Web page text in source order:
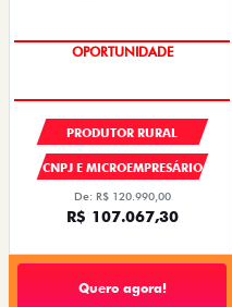
OPORTUNIDADE
PRODUTOR RURAL
CNPJ E MICROEMPRESÁRIO
De: R$ 120.990,00
R$ 107.067,30
Quero agora!